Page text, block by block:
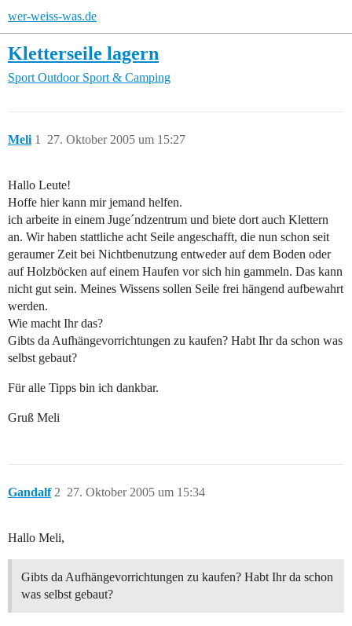
wer-weiss-was.de
Kletterseile lagern
Sport Outdoor Sport & Camping
Meli 27. Oktober 2005 um 15:27
1
Hallo Leute!
Hoffe hier kann mir jemand helfen.
ich arbeite in einem Juge´ndzentrum und biete dort auch Klettern
an. Wir haben stattliche acht Seile angeschafft, die nun schon seit
geraumer Zeit bei Nichtbenutzung entweder auf dem Boden oder
auf Holzböcken auf einem Haufen vor sich hin gammeln. Das kann
nicht gut sein. Meines Wissens sollen Seile frei hängend aufbewahrt
werden.
Wie macht Ihr das?
Gibts da Aufhängevorrichtungen zu kaufen? Habt Ihr da schon was
selbst gebaut?
Für alle Tipps bin ich dankbar.
Gruß Meli
Gandalf 27. Oktober 2005 um 15:34
2
Hallo Meli,
Gibts da Aufhängevorrichtungen zu kaufen? Habt Ihr da schon
was selbst gebaut?